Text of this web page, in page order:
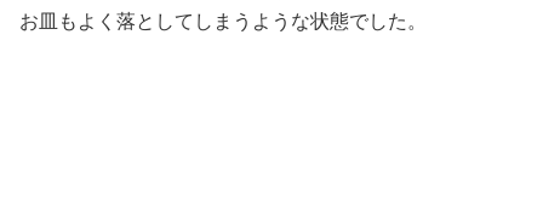
お皿もよく落としてしまうような状態でした。